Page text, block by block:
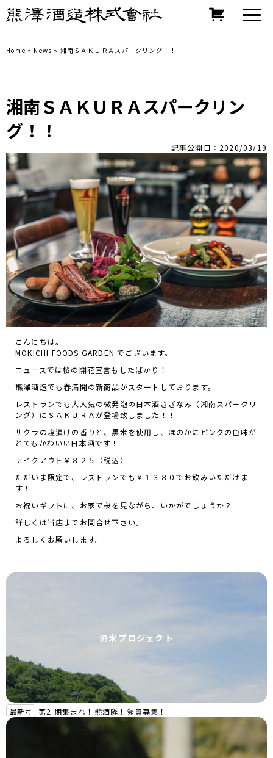
Home » News » 湘南ＳＡＫＵＲＡスパークリング！！
湘南ＳＡＫＵＲＡスパークリン
グ！！
記事公開日：2020/03/19
こんにちは。
MOKICHI FOODS GARDEN でございます。
ニュースでは桜の開花宣言もしたばかり！
熊澤酒造でも春満開の新商品がスタートしております。
レストランでも大人気の微発泡の日本酒さざなみ（湘南スパークリ
ング）にＳＡＫＵＲＡが登場致しました！！
サクラの塩漬けの香りと、黒米を使用し、ほのかにピンクの色味が
とてもかわいい日本酒です！
テイクアウト￥８２５（税込）
ただいま限定で、レストランでも￥１３８０でお飲みいただけま
す！
お祝いギフトに、お家で桜を見ながら、いかがでしょうか？
詳しくは当店までお問合せ下さい。
よろしくお願いします。
酒米プロジェクト
最新号 第2 期集まれ！熊酒隊！隊員募集！